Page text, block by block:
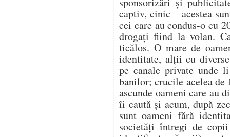
captiv, cinic – acestea
cei care au condus-o cu
drogați fiind la volan.
ticălos. O mare de
identitate, alții cu
pe canale private unde
banilor; crucile acelea de
ascunde oameni care au
îi caută și acum, după
sunt oameni fără
societăți întregi de